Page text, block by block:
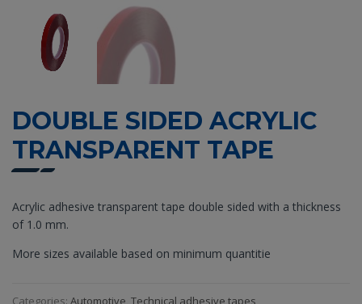
DOUBLE SIDED ACRYLIC
TRANSPARENT TAPE
Acrylic adhesive transparent tape double sided with a thickness
of 1.0 mm.
More sizes available based on minimum quantitie
Categories: Automotive, Technical adhesive tapes